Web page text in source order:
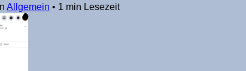
In Allgemein • 1 min Lesezeit